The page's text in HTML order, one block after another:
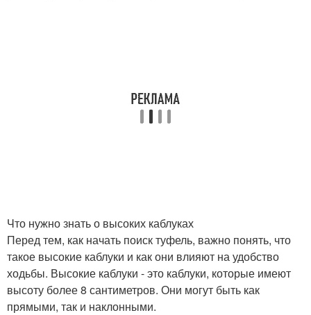
Что нужно знать о высоких каблуках
Перед тем, как начать поиск туфель, важно понять, что
такое высокие каблуки и как они влияют на удобство
ходьбы. Высокие каблуки - это каблуки, которые имеют
высоту более 8 сантиметров. Они могут быть как
прямыми, так и наклонными.